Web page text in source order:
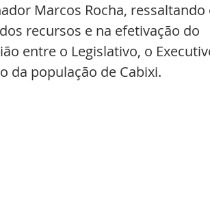
Marcos Rocha,
recursos e na efetivação do
entre o Legislativo, o
da população de Cabixi.